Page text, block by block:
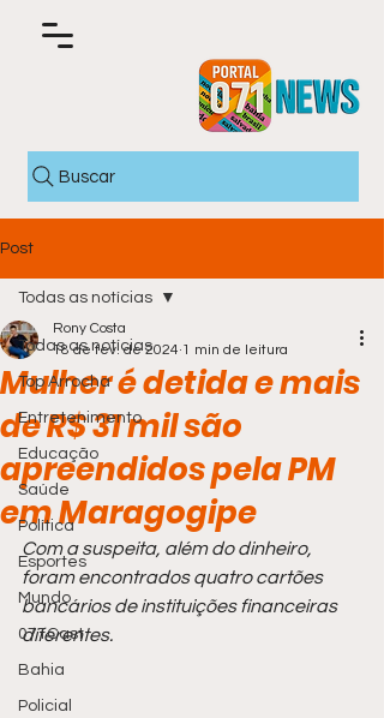
Buscar
Post
Todas as notícias
Top Arrocha
Entretenimento
Educação
Saúde
Política
Esportes
Mundo
071Cast
Bahia
Policial
Todas as notícias
Mulher é detida e mais
de R$ 31 mil são
apreendidos pela PM
em Maragogipe
Rony Costa
18 de fev. de 2024 1 min de leitura
Com a suspeita, além do dinheiro,
foram encontrados quatro cartões
bancários de instituições financeiras
diferentes.